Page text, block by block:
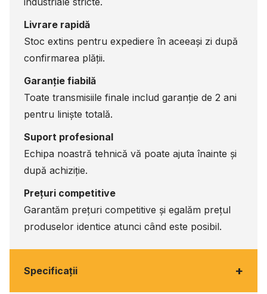
Livrare rapidă
Stoc extins pentru expediere în aceeași zi după
confirmarea plății.
Garanție fiabilă
Toate transmisiile finale includ garanție de 2 ani
pentru liniște totală.
Suport profesional
Echipa noastră tehnică vă poate ajuta înainte și
după achiziție.
Prețuri competitive
Garantăm prețuri competitive și egalăm prețul
produselor identice atunci când este posibil.
Specificaţii +